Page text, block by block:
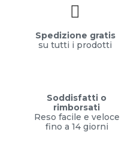
Spedizione gratis
su tutti i prodotti
Soddisfatti o
rimborsati
Reso facile e veloce
fino a 14 giorni